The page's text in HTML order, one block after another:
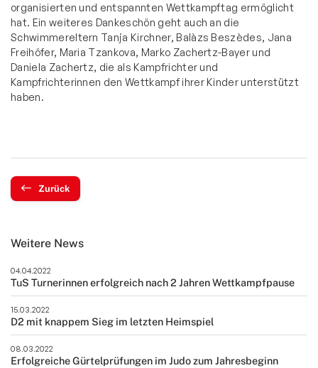
organisierten und entspannten Wettkampftag ermöglicht
hat. Ein weiteres Dankeschön geht auch an die
Schwimmereltern Tanja Kirchner, Balàzs Beszèdes, Jana
Freihöfer, Maria Tzankova, Marko Zachertz-Bayer und
Daniela Zachertz, die als Kampfrichter und
Kampfrichterinnen den Wettkampf ihrer Kinder unterstützt
haben.
Zurück
Weitere News
04.04.2022
TuS Turnerinnen erfolgreich nach 2 Jahren Wettkampfpause
15.03.2022
D2 mit knappem Sieg im letzten Heimspiel
08.03.2022
Erfolgreiche Gürtelprüfungen im Judo zum Jahresbeginn